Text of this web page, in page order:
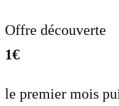
Offre découverte
1€
le premier mois